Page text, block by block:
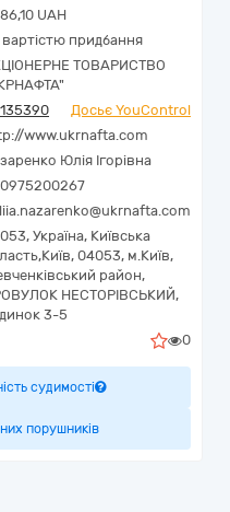
UAH
придбання
ТОВАРИСТВО
Досьє YouControl
www.ukrnafta.com
Юлія Ігорівна
Україна, Київська
Київ, 04053, м.Київ,
район,
НЕСТОРІВСЬКИЙ,
3-5
0
судимості
порушників